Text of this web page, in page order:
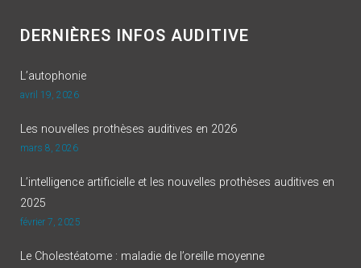
DERNIÈRES INFOS AUDITIVE
L’autophonie
avril 19, 2026
Les nouvelles prothèses auditives en 2026
mars 8, 2026
L’intelligence artificielle et les nouvelles prothèses auditives en
2025
février 7, 2025
Le Cholestéatome : maladie de l’oreille moyenne